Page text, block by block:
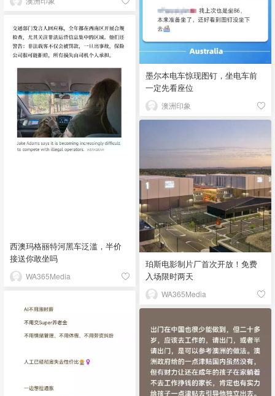
墨尔本电车惊现图钉，坐电车前
一定先看座位
澳洲印象
西澳玛格丽特河黑车泛滥，半价
接送你敢坐吗
WA365Media
珀斯电影制片厂首次开放！免费
入场限时两天
WA365Media